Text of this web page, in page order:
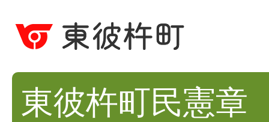
東彼杵町民憲章